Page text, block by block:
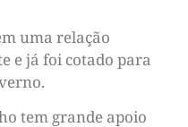
uma relação
e já foi cotado para
tem grande apoio